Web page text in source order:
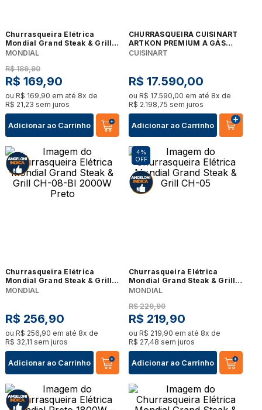
Churrasqueira Elétrica
Mondial Grand Steak & Grill II
CH-07
MONDIAL
R$ 189,90
R$ 169,90
ou R$ 169,90 em até 8x de
R$ 21,23 sem juros
Adicionar ao Carrinho
CHURRASQUEIRA CUISINART
ARTKON PREMIUM A GÁS
COM 3 QUEIMADORES EM
CUISINART
R$ 17.590,00
ou R$ 17.590,00 em até 8x de
R$ 2.198,75 sem juros
Adicionar ao Carrinho
Churrasqueira Elétrica
Mondial Grand Steak & Grill
CH-08-BI 2000W Preto
MONDIAL
R$ 256,90
ou R$ 256,90 em até 8x de
R$ 32,11 sem juros
Adicionar ao Carrinho
4%
OFF
Churrasqueira Elétrica
Mondial Grand Steak & Grill
CH-05
MONDIAL
R$ 229,90
R$ 219,90
ou R$ 219,90 em até 8x de
R$ 27,48 sem juros
Adicionar ao Carrinho